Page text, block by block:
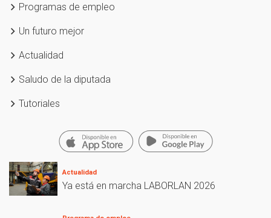
Programas de empleo
Un futuro mejor
Actualidad
Saludo de la diputada
Tutoriales
Actualidad
Ya está en marcha LABORLAN 2026